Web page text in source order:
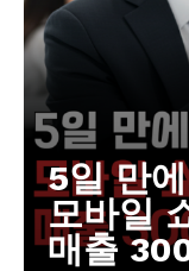
5일 만
모바일
매출